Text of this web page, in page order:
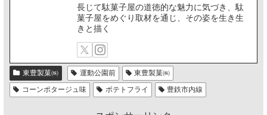
長じて駄菓子屋の道徳的な魅力に気づき、駄
菓子屋をめぐり取材を通じ、その姿を生き生
きと描く
東豊製菓㈱ 運動公園前
東豊製菓㈱
コーンポタージュ味
ポテトフライ 豊鉄市内線